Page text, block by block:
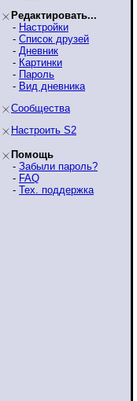
Редактировать...
- Настройки
- Список друзей
- Дневник
- Картинки
- Пароль
- Вид дневника
Сообщества
Настроить S2
Помощь
- Забыли пароль?
- FAQ
- Тех. поддержка